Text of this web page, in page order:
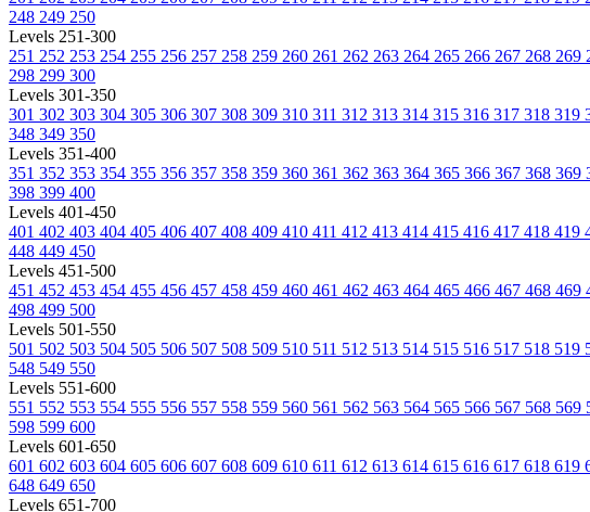
248 249 250
Levels 251-300
251 252 253 254 255 256 257 258 259 260 261 262 263 264 265 266 267 268 269
298 299 300
Levels 301-350
301 302 303 304 305 306 307 308 309 310 311 312 313 314 315 316 317 318 319
348 349 350
Levels 351-400
351 352 353 354 355 356 357 358 359 360 361 362 363 364 365 366 367 368 369
398 399 400
Levels 401-450
401 402 403 404 405 406 407 408 409 410 411 412 413 414 415 416 417 418 419
448 449 450
Levels 451-500
451 452 453 454 455 456 457 458 459 460 461 462 463 464 465 466 467 468 469
498 499 500
Levels 501-550
501 502 503 504 505 506 507 508 509 510 511 512 513 514 515 516 517 518 519
548 549 550
Levels 551-600
551 552 553 554 555 556 557 558 559 560 561 562 563 564 565 566 567 568 569
598 599 600
Levels 601-650
601 602 603 604 605 606 607 608 609 610 611 612 613 614 615 616 617 618 619
648 649 650
Levels 651-700